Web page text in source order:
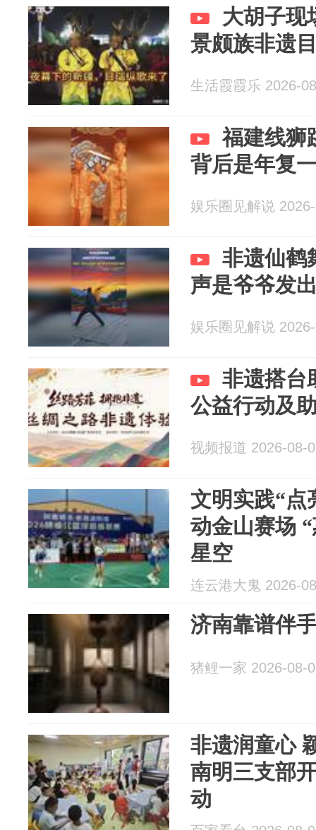
大胡子现
景颇族非遗
生活霞霞乐 2026-
福建线狮
背后是年复
娱乐圈见解说
非遗仙鹤
声是爷爷发
娱乐圈见解说
非遗搭台
公益行动及
视频报道 2026-08-
文明实践“点
动金山赛场
星空
连云港大鬼 2026-
济南靠谱伴
猪鲤一家 2026-08-
非遗润童心
南明三支部
动